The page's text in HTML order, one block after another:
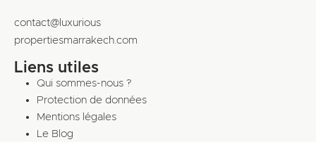
contact@luxurious
propertiesmarrakech.com
Liens utiles
Qui sommes-nous ?
Protection de données
Mentions légales
Le Blog